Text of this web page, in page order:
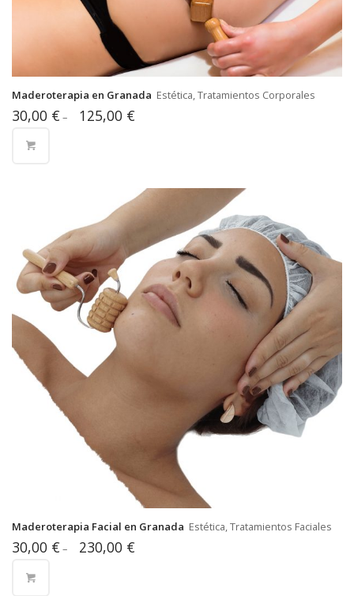
Maderoterapia en Granada Estética, Tratamientos Corporales
30,00 € – 125,00 €
Maderoterapia Facial en Granada Estética, Tratamientos Faciales
30,00 € – 230,00 €